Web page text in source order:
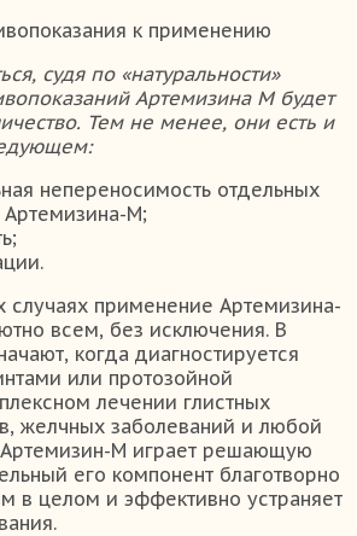
к применению
судя по «натуральности»
Артемизина М будет
Тем не менее, они есть и
непереносимость отдельных
Артемизина-М;
случаях применение Артемизина-
всем, без исключения. В
когда диагностируется
или протозойной
лечении глистных
желчных заболеваний и любой
М играет решающую
его компонент благотворно
в целом и эффективно устраняет